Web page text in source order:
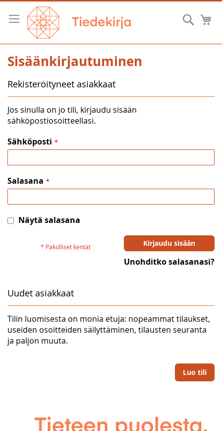
Skip
Content
Hae
Sisäänkirjautuminen
Rekisteröityneet asiakkaat
Jos sinulla on jo tili, kirjaudu sisään
sähköpostiosoitteellasi.
Sähköposti
Salasana
Näytä salasana
Kirjaudu sisään
Unohditko salasanasi?
Uudet asiakkaat
Tilin luomisesta on monia etuja: nopeammat tilaukset,
useiden osoitteiden säilyttäminen, tilausten seuranta
ja paljon muuta.
Luo tili